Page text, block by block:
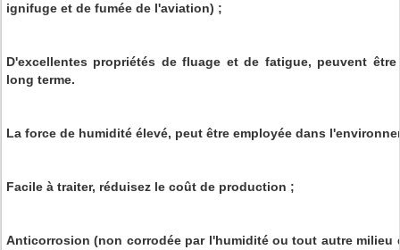
ignifuge et de fumée de l'aviation) ;
D'excellentes propriétés de fluage et de fatigue, peuvent
long terme.
La force de humidité élevé, peut être employée dans
Facile à traiter, réduisez le coût de production ;
Anticorrosion (non corrodée par l'humidité ou tout autre milieu